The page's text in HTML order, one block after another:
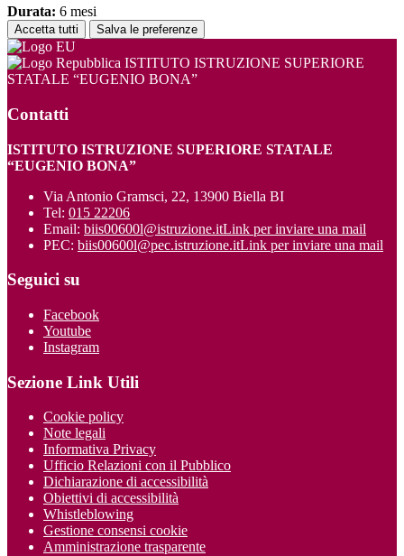
Durata: 6 mesi
Accetta tutti Salva le preferenze
ISTITUTO ISTRUZIONE SUPERIORE
STATALE “EUGENIO BONA”
Contatti
ISTITUTO ISTRUZIONE SUPERIORE STATALE
“EUGENIO BONA”
Via Antonio Gramsci, 22, 13900 Biella BI
Tel: 015 22206
Email: biis00600l@istruzione.itLink per inviare una mail
PEC: biis00600l@pec.istruzione.itLink per inviare una mail
Seguici su
Facebook
Youtube
Instagram
Sezione Link Utili
Cookie policy
Note legali
Informativa Privacy
Ufficio Relazioni con il Pubblico
Dichiarazione di accessibilità
Obiettivi di accessibilità
Whistleblowing
Gestione consensi cookie
Amministrazione trasparente